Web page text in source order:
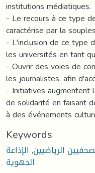
institutions médiatiques.
- Le recours à ce type
caractérise par la
- L'inclusion de ce type
les universités en tant
- Ouvrir des voies de
les journalistes, afin
- Initiatives
de solidarité en faisant
à des événements
Keywords
الرياضيين, الإذاعة
الجهوية